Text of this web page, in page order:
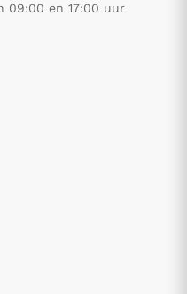
09:00 en 17:00 uur